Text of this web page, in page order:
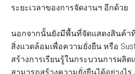
ระยะเวลาของการจัดงานฯ อีกด้วย
นอกจากนั้นยังมีพื้นที่จัดแสดงสินค้า
สิ่งแวดล้อมเพื่อความยั่งยืน หรือ
สร้างการเรียนรู้ในกระบวนการผลิ
สามารถสร้างความยั่งยืนได้อย่าง